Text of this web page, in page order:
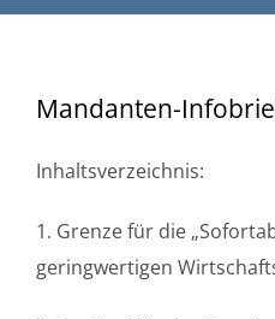
Mandanten-
Inhaltsverzeichnis:
1. Grenze für die
geringwertigen